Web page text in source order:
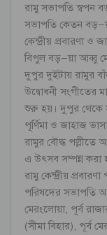
রামু সভাপতি স্বপন
সভাপতি কেতন
কেন্দ্রীয় প্রবারণা
বিপুল বড়–য়া আব্বু
দুপুর দুইটায় রামুর
উদ্বোধনী সংগীতের
শুরু হয়। দুপুর থেকে
পূর্ণিমা ও জাহাজ
রামুর বৌদ্ধ পল্লীতে
এ উৎসব সম্পন্ন করা
রামু কেন্দ্রীয়
পরিষদের সভাপতি
মেরংলোয়া, পূর্ব
(সীমা বিহার), পূর্ব